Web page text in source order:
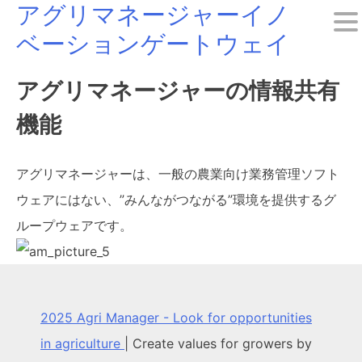
Skipアグリマネージャーイノ
ベーションゲートウェイ
アグリマネージャーの情報共有
機能
アグリマネージャーは、一般の農業向け業務管理ソフト
ウェアにはない、”みんながつながる”環境を提供するグ
ループウェアです。
2025 Agri Manager - Look for opportunities
in agriculture
Create values for growers by